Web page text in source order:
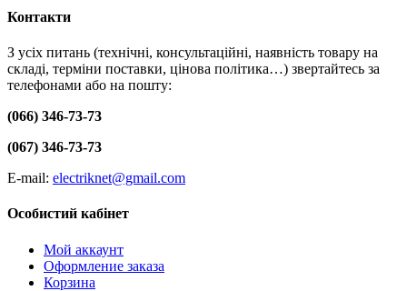
Контакти
З усіх питань (технічні, консультаційні, наявність товару на
складі, терміни поставки, цінова політика…) звертайтесь за
телефонами або на пошту:
(066) 346-73-73
(067) 346-73-73
E-mail: electriknet@gmail.com
Особистий кабінет
Мой аккаунт
Оформление заказа
Корзина